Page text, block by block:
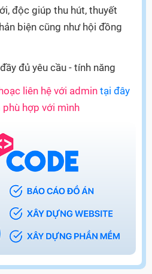
độc giúp thu hút, thuyết
biện cũng như hội đồng
đủ yêu cầu - tính năng
liên hệ với admin tại đây
phù hợp với mình